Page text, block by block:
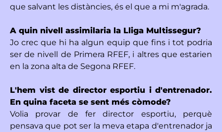
que salvant les distàncies, és el que a mi m'agrada.
A quin nivell assimilaria la Lliga Multissegur?
Jo crec que hi ha algun equip que fins i tot podria
ser de nivell de Primera RFEF, i altres que estarien
en la zona alta de Segona RFEF.
L'hem vist de director esportiu i d'entrenador.
En quina faceta se sent més còmode?
Volia provar de fer director esportiu, perquè
pensava que pot ser la meva etapa d'entrenador ja